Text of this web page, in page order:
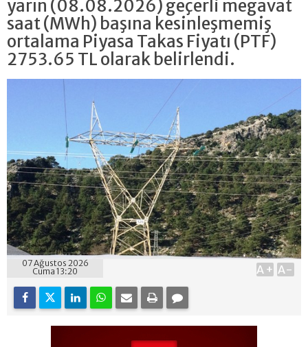
yarın (08.08.2026) geçerli megavat
saat (MWh) başına kesinleşmemiş
ortalama Piyasa Takas Fiyatı (PTF)
2753.65 TL olarak belirlendi.
07 Ağustos 2026
Cuma 13:20
A+ A-